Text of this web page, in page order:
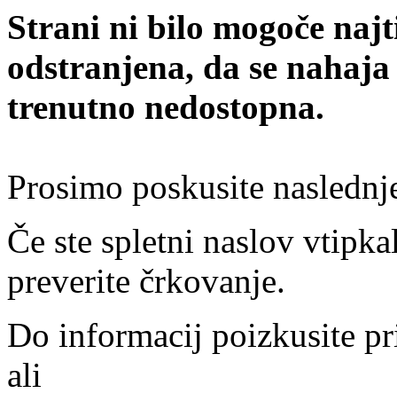
Strani ni bilo mogoče
odstranjena, da se
trenutno nedostopna.
Prosimo poskusite
Če ste spletni naslov
preverite črkovanje.
Do informacij poizkusite
ali